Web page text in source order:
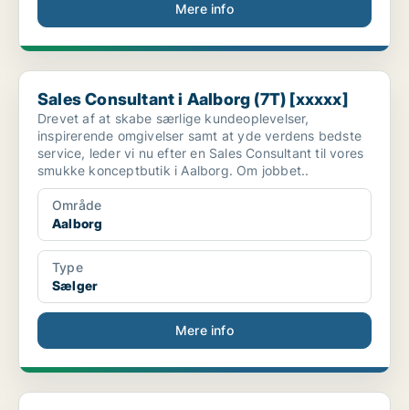
Mere info
Sales Consultant i Aalborg (7T) [xxxxx]
Sales Consultant i Aalborg (7T) [xxxxx]
Drevet af at skabe særlige kundeoplevelser,
inspirerende omgivelser samt at yde verdens bedste
service, leder vi nu efter en Sales Consultant til vores
smukke konceptbutik i Aalborg. Om jobbet..
Område
Aalborg
Type
Sælger
Mere info
Parkeringsvagt søges til Aalborg på 37 timer - gå/...